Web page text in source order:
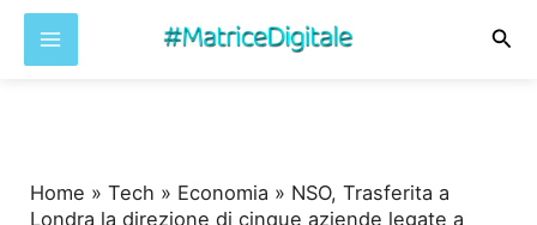
Home »Tech » Economia » NSO, Trasferita a
Londra la direzione di cinque aziende legate a